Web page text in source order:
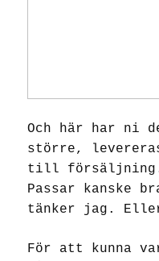
Och här har ni
större,
till
Passar kanske
tänker jag. Eller
För att kunna